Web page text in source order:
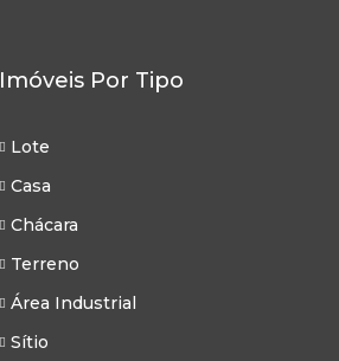
Imóveis Por Tipo
Lote
Casa
Chácara
Terreno
Área Industrial
Sítio